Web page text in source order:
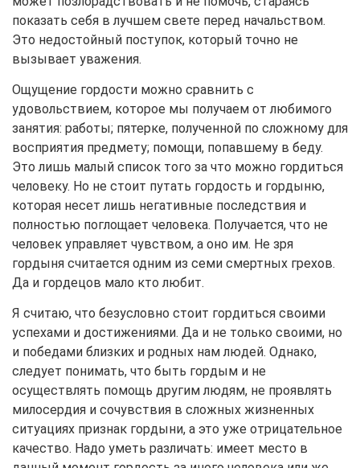
показать себя в лучшем свете перед начальством.
Это недостойный поступок, который точно не
вызывает уважения.
Ощущение гордости можно сравнить с
удовольствием, которое мы получаем от любимого
занятия: работы; пятерке, полученной по сложному для
восприятия предмету; помощи, попавшему в беду.
Это лишь малый список того за что можно гордиться
человеку. Но не стоит путать гордость и гордыню,
которая несет лишь негативные последствия и
полностью поглощает человека. Получается, что не
человек управляет чувством, а оно им. Не зря
гордыня считается одним из семи смертных грехов.
Да и гордецов мало кто любит.
Я считаю, что безусловно стоит гордиться своими
успехами и достижениями. Да и не только своими, но
и победами близких и родных нам людей. Однако,
следует понимать, что быть гордым и не
осуществлять помощь другим людям, не проявлять
милосердия и сочувствия в сложных жизненных
ситуациях признак гордыни, а это уже отрицательное
качество. Надо уметь различать: имеет место в